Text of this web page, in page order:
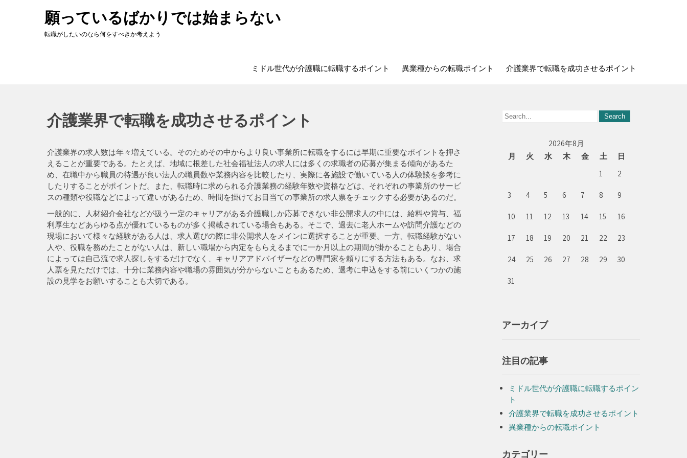
願っているばかりでは始まらない
転職がしたいのなら何をすべきか考えよう
ミドル世代が介護職に転職するポイント 異業種からの転職ポイント 介護業界で転職を成功させるポイント
介護業界で転職を成功させるポイント
介護業界の求人数は年々増えている。そのためその中からより良い事業所に転職をするには早期に重要なポイントを押さ
えることが重要である。たとえば、地域に根差した社会福祉法人の求人には多くの求職者の応募が集まる傾向があるた
め、在職中から職員の待遇が良い法人の職員数や業務内容を比較したり、実際に各施設で働いている人の体験談を参考に
したりすることがポイントだ。また、転職時に求められる介護業務の経験年数や資格などは、それぞれの事業所のサービ
スの種類や役職などによって違いがあるため、時間を掛けてお目当ての事業所の求人票をチェックする必要があるのだ。
一般的に、人材紹介会社などが扱う一定のキャリアがある介護職しか応募できない非公開求人の中には、給料や賞与、福
利厚生などあらゆる点が優れているものが多く掲載されている場合もある。そこで、過去に老人ホームや訪問介護などの
現場において様々な経験がある人は、求人選びの際に非公開求人をメインに選択することが重要。一方、転職経験がない
人や、役職を務めたことがない人は、新しい職場から内定をもらえるまでに一か月以上の期間が掛かることもあり、場合
によっては自己流で求人探しをするだけでなく、キャリアアドバイザーなどの専門家を頼りにする方法もある。なお、求
人票を見ただけでは、十分に業務内容や職場の雰囲気が分からないこともあるため、選考に申込をする前にいくつかの施
設の見学をお願いすることも大切である。
2026年8月
月
火 水 木 金 土
日
1
2
3 4 5 6 7 8 9
10 11 12 13 14 15 16
17 18 19 20 21 22 23
24 25 26 27 28 29 30
31
アーカイブ
注目の記事
ミドル世代が介護職に転職するポイン
ト
介護業界で転職を成功させるポイント
異業種からの転職ポイント
カテゴリー